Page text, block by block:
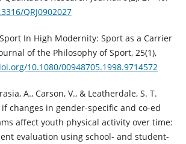
QRJ0902027
In High Modernity: Sport as a Carrier
of the Philosophy of Sport, 25(1),
10.1080/00948705.1998.9714572
A., Carson, V., & Leatherdale, S. T.
if changes in gender-specific and co-ed
affect youth physical activity over time:
evaluation using school- and student-